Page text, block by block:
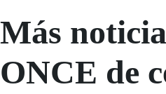
Más
ONCE de